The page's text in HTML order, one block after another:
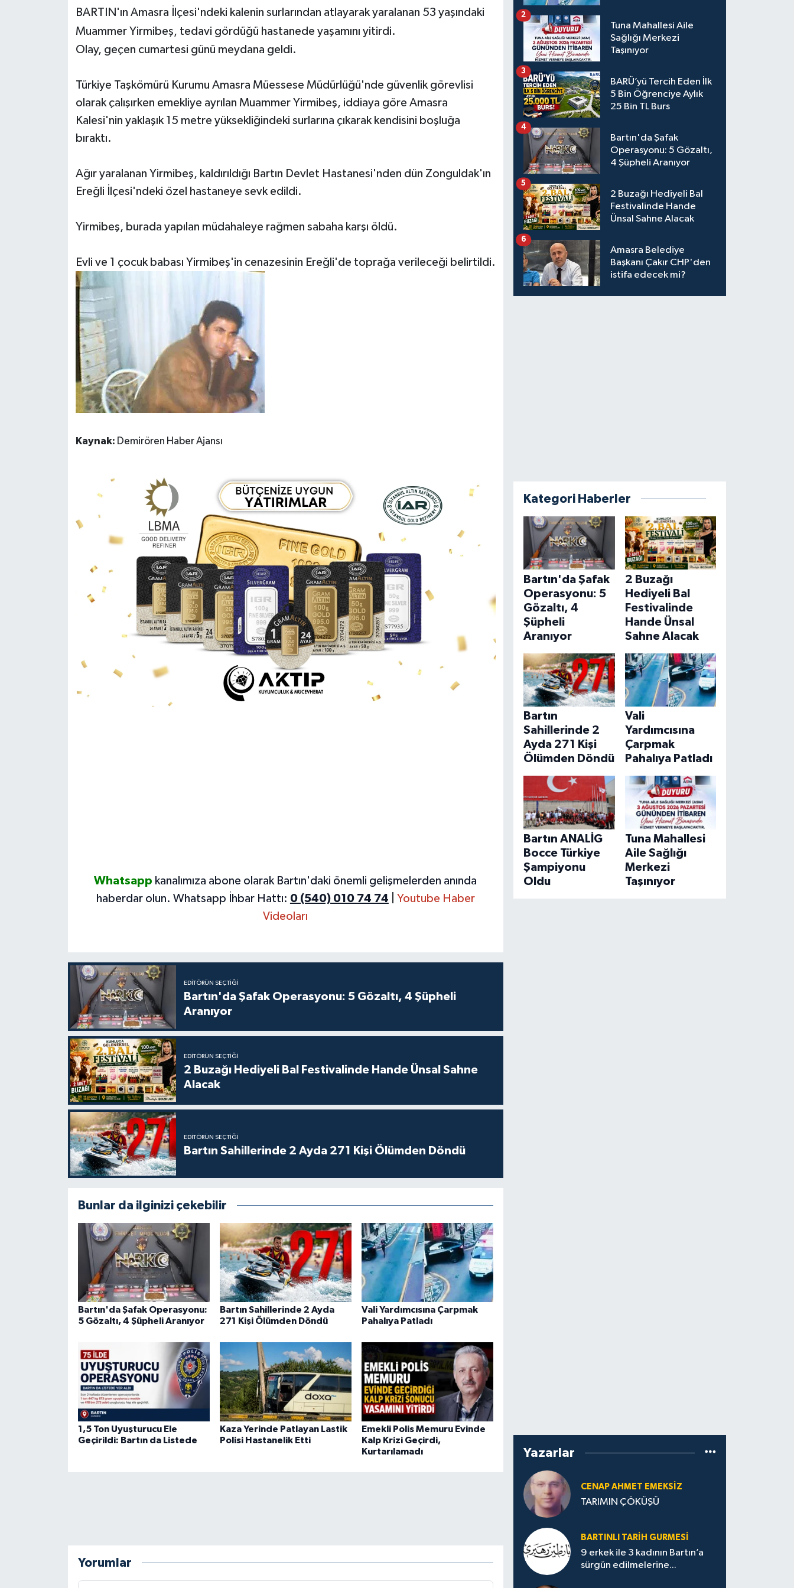
BARTIN'ın Amasra İlçesi'ndeki kalenin surlarından atlayarak yaralanan 53 yaşındaki
Muammer Yirmibeş, tedavi gördüğü hastanede yaşamını yitirdi.
Olay, geçen cumartesi günü meydana geldi.
Türkiye Taşkömürü Kurumu Amasra Müessese Müdürlüğü'nde güvenlik görevlisi
olarak çalışırken emekliye ayrılan Muammer Yirmibeş, iddiaya göre Amasra
Kalesi'nin yaklaşık 15 metre yüksekliğindeki surlarına çıkarak kendisini boşluğa
bıraktı.
Ağır yaralanan Yirmibeş, kaldırıldığı Bartın Devlet Hastanesi'nden dün Zonguldak'ın
Ereğli İlçesi'ndeki özel hastaneye sevk edildi.
Yirmibeş, burada yapılan müdahaleye rağmen sabaha karşı öldü.
Evli ve 1 çocuk babası Yirmibeş'in cenazesinin Ereğli'de toprağa verileceği belirtildi.
Kaynak: Demirören Haber Ajansı
Whatsapp kanalımıza abone olarak Bartın'daki önemli gelişmelerden anında
haberdar olun. Whatsapp İhbar Hattı: 0 (540) 010 74 74
Youtube Haber
Videoları
EDITÖRÜN SEÇTIĞI
Bartın'da Şafak Operasyonu: 5 Gözaltı, 4 Şüpheli
Aranıyor
EDITÖRÜN SEÇTIĞI
2 Buzağı Hediyeli Bal Festivalinde Hande Ünsal Sahne
Alacak
EDITÖRÜN SEÇTIĞI
Bartın Sahillerinde 2 Ayda 271 Kişi Ölümden Döndü
Bunlar da ilginizi çekebilir
Bartın'da Şafak Operasyonu:
5 Gözaltı, 4 Şüpheli Aranıyor
Bartın Sahillerinde 2 Ayda
271 Kişi Ölümden Döndü
Vali Yardımcısına Çarpmak
Pahalıya Patladı
1,5 Ton Uyuşturucu Ele
Geçirildi: Bartın da Listede
Kaza Yerinde Patlayan Lastik
Polisi Hastanelik Etti
Emekli Polis Memuru Evinde
Kalp Krizi Geçirdi,
Kurtarılamadı
Yorumlar
Tuna Mahallesi Aile
Sağlığı Merkezi
Taşınıyor
2
BARÜ’yü Tercih Eden İlk
5 Bin Öğrenciye Aylık
25 Bin TL Burs
3
Bartın'da Şafak
Operasyonu: 5 Gözaltı,
4 Şüpheli Aranıyor
4
2 Buzağı Hediyeli Bal
Festivalinde Hande
Ünsal Sahne Alacak
5
Amasra Belediye
Başkanı Çakır CHP'den
istifa edecek mi?
6
Kategori Haberler
Bartın'da Şafak
Operasyonu: 5
Gözaltı, 4
Şüpheli
Aranıyor
2 Buzağı
Hediyeli Bal
Festivalinde
Hande Ünsal
Sahne Alacak
Bartın
Sahillerinde 2
Ayda 271 Kişi
Ölümden Döndü
Vali
Yardımcısına
Çarpmak
Pahalıya Patladı
Bartın ANALİG
Bocce Türkiye
Şampiyonu
Oldu
Tuna Mahallesi
Aile Sağlığı
Merkezi
Taşınıyor
Yazarlar
CENAP AHMET EMEKSİZ
TARIMIN ÇÖKÜŞÜ
BARTINLI TARIH GURMESI
9 erkek ile 3 kadının Bartın’a
sürgün edilmelerine...
Yerel Yönetimler